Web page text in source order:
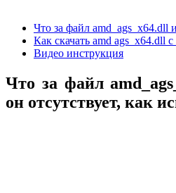
Что за файл amd_ags_x64.dll
Как скачать amd ags_x64.dll
Видео инструкция
Что за файл
он отсутствует, как